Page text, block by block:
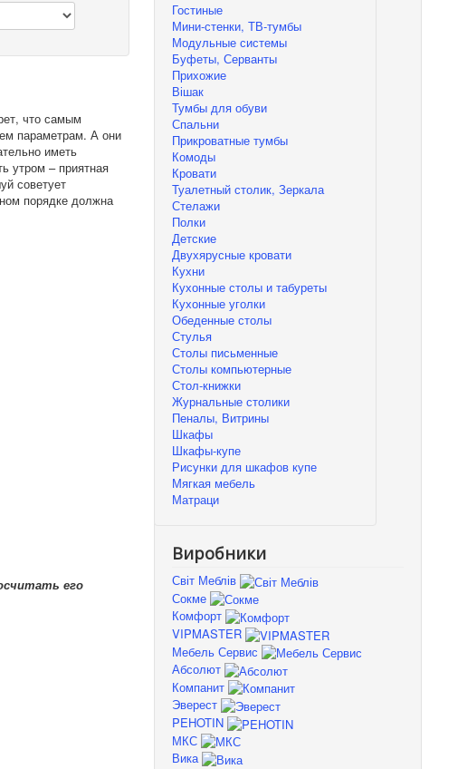
что самым
параметрам. А они
иметь
утром – приятная
советует
порядке должна
его
Гостиные
Мини-стенки, ТВ-тумбы
Модульные системы
Буфеты, Серванты
Прихожие
Вішак
Тумбы для обуви
Спальни
Прикроватные тумбы
Комоды
Кровати
Туалетный столик, Зеркала
Стелажи
Полки
Детские
Двухярусные кровати
Кухни
Кухонные столы и табуреты
Кухонные уголки
Обеденные столы
Стулья
Столы письменные
Столы компьютерные
Стол-книжки
Журнальные столики
Пеналы, Витрины
Шкафы
Шкафы-купе
Рисунки для шкафов купе
Мягкая мебель
Матраци
Виробники
Світ Меблів
Сокме
Комфорт
VIPMASTER
Мебель Сервис
Абсолют
Компанит
Эверест
PEHOTIN
МКС
Вика